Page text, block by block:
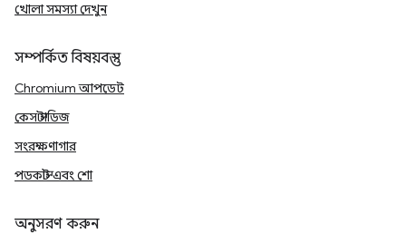
খোলা সমস্যা দেখুন
সম্পর্কিত বিষয়বস্তু
Chromium আপডেট
কেস স্টাডিজ
সংরক্ষণাগার
পডকাস্ট এবং শো
অনুসরণ করুন